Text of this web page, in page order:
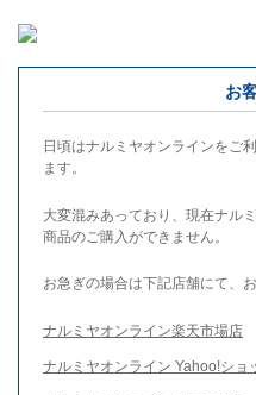
お
日頃はナルミヤオンラインをご
ます。
大変混みあっており、現在ナル
商品のご購入ができません。
お急ぎの場合は下記店舗にて、
ナルミヤオンライン楽天市場店
ナルミヤオンライン Yahoo!ショ